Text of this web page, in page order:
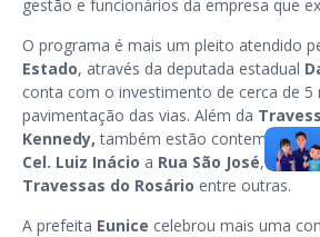
gestão e funcionários da empresa que
O programa é mais um pleito atendido
Estado, através da deputada estadual
conta com o investimento de cerca de 5
pavimentação das vias. Além da
Kennedy,também estão
Cel. Luiz Inácio a Rua São José,
Travessas do Rosário entre outras.
A prefeita Eunice celebrou mais uma